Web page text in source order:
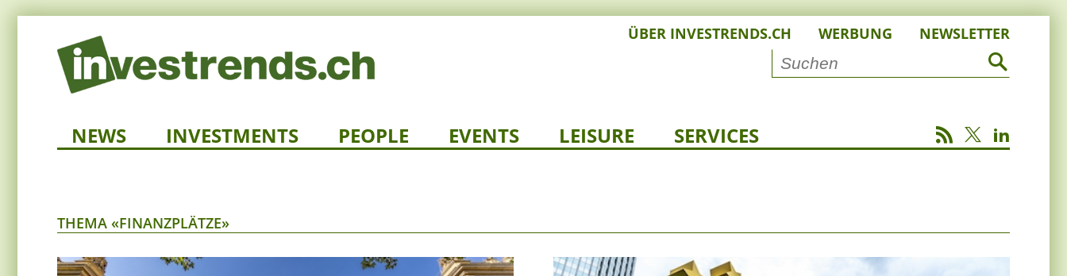
ÜBER INVESTRENDS.CH WERBUNG NEWSLETTER
NEWS INVESTMENTS PEOPLE EVENTS LEISURE SERVICES
THEMA «FINANZPLÄTZE»